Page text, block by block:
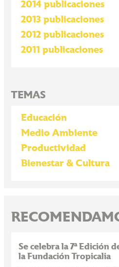
2014 publicaciones
2013 publicaciones
2012 publicaciones
2011 publicaciones
TEMAS
Educación
Medio Ambiente
Productividad
Bienestar & Cultura
Se celebra la 7ª Edición
la Fundación Tropicalia